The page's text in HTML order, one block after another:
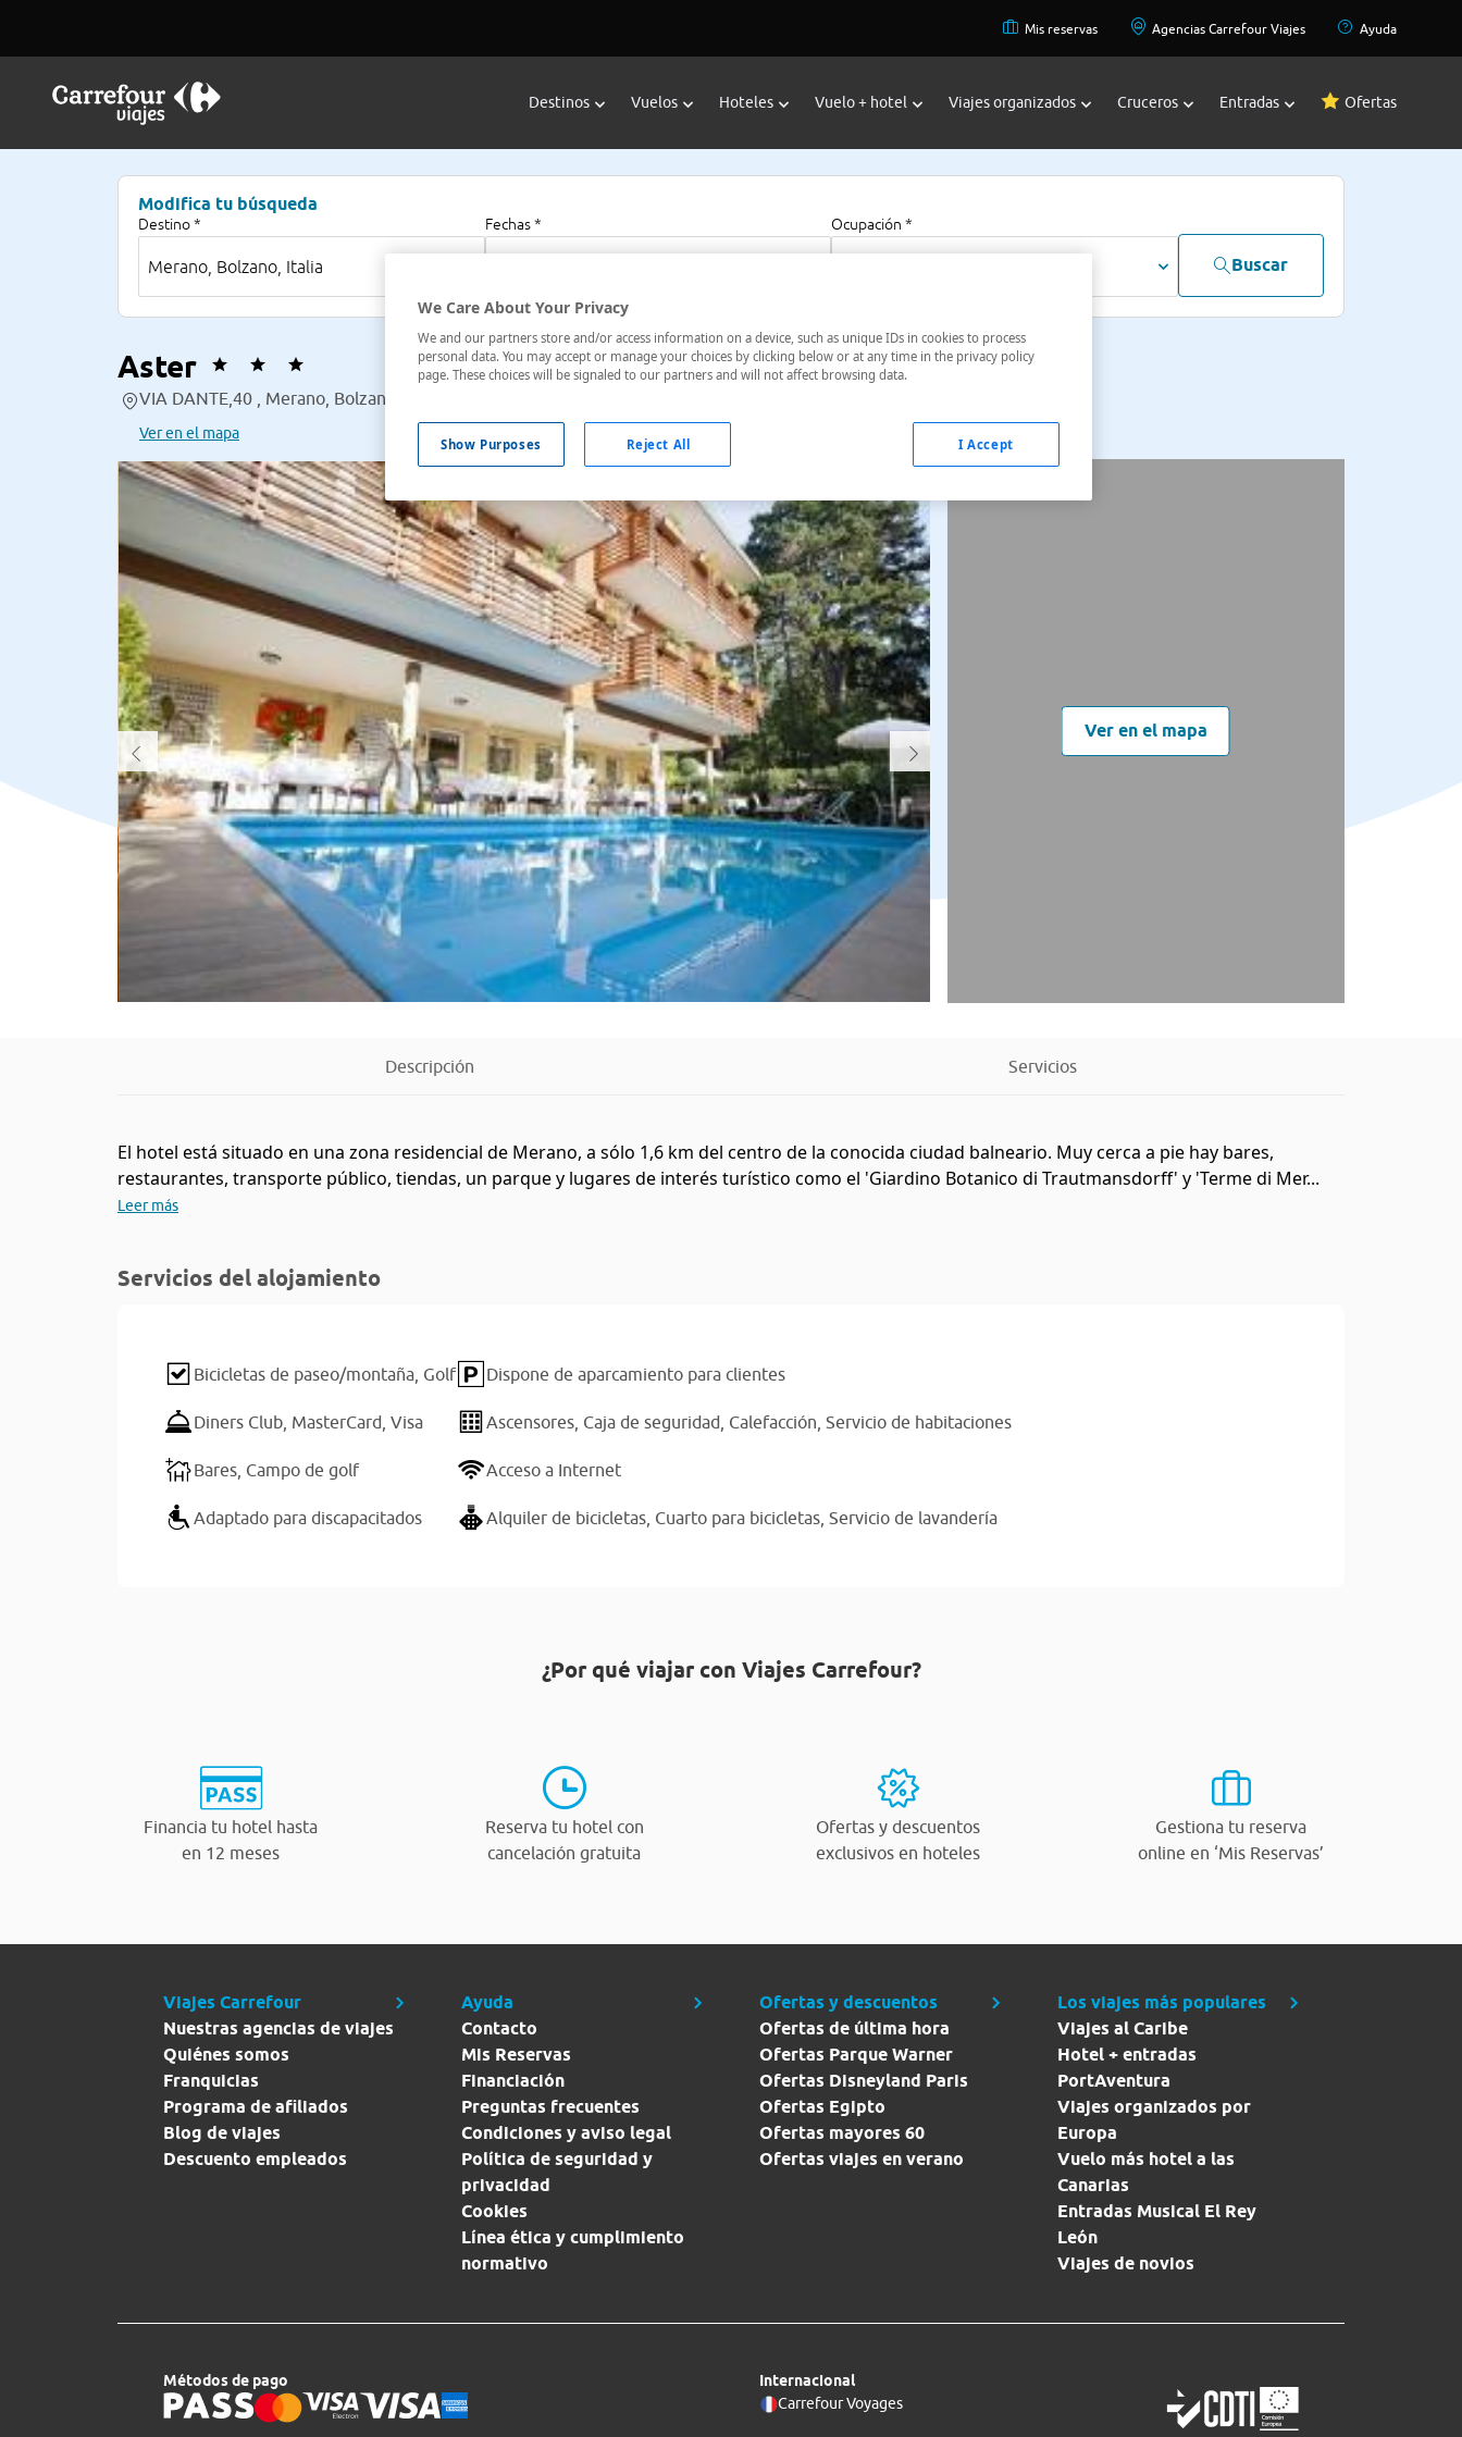
Mis reservas Agencias Carrefour Viajes Ayuda
Destinos Vuelos Hoteles Vuelo + hotel Viajes organizados Cruceros Entradas Ofertas
Modifica tu búsqueda
Destino * Fechas * Ocupación *
Buscar
Aster
VIA DANTE,40 , Merano, Bolzano, Italia
Ver en el mapa
Ver en el mapa
Descripción Servicios
El hotel está situado en una zona residencial de Merano, a sólo 1,6 km del centro de la conocida ciudad balneario. Muy cerca a pie hay bares,
restaurantes, transporte público, tiendas, un parque y lugares de interés turístico como el 'Giardino Botanico di Trautmansdorff' y 'Terme di Mer...
Leer más
Servicios del alojamiento
Bicicletas de paseo/montaña, Golf
Diners Club, MasterCard, Visa
Bares, Campo de golf
Adaptado para discapacitados
Dispone de aparcamiento para clientes
Ascensores, Caja de seguridad, Calefacción, Servicio de habitaciones
Acceso a Internet
Alquiler de bicicletas, Cuarto para bicicletas, Servicio de lavandería
¿Por qué viajar con Viajes Carrefour?
Financia tu hotel hasta
en 12 meses
Reserva tu hotel con
cancelación gratuita
Ofertas y descuentos
exclusivos en hoteles
Gestiona tu reserva
online en ‘Mis Reservas’
Viajes Carrefour
Nuestras agencias de viajes
Quiénes somos
Franquicias
Programa de afiliados
Blog de viajes
Descuento empleados
Ayuda
Contacto
Mis Reservas
Financiación
Preguntas frecuentes
Condiciones y aviso legal
Política de seguridad y
privacidad
Cookies
Línea ética y cumplimiento
normativo
Ofertas y descuentos
Ofertas de última hora
Ofertas Parque Warner
Ofertas Disneyland Paris
Ofertas Egipto
Ofertas mayores 60
Ofertas viajes en verano
Los viajes más populares
Viajes al Caribe
Hotel + entradas
PortAventura
Viajes organizados por
Europa
Vuelo más hotel a las
Canarias
Entradas Musical El Rey
León
Viajes de novios
Métodos de pago
Internacional
Carrefour Voyages
We Care About Your Privacy
We and our partners store and/or access information on a device, such as unique IDs in cookies to process
personal data. You may accept or manage your choices by clicking below or at any time in the privacy policy
page. These choices will be signaled to our partners and will not affect browsing data.
Show Purposes Reject All I Accept